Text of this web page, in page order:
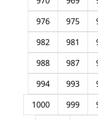
975
976
981
982
987
988
993
994
999
1000